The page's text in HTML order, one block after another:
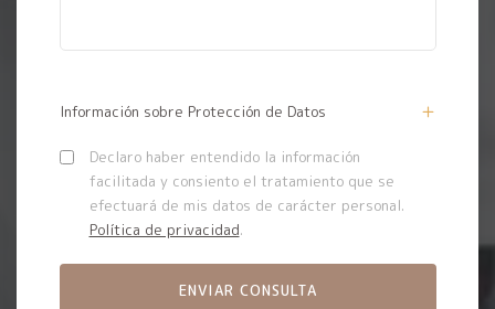
Información sobre Protección de Datos
Declaro haber entendido la información
facilitada y consiento el tratamiento que se
efectuará de mis datos de carácter personal.
Política de privacidad.